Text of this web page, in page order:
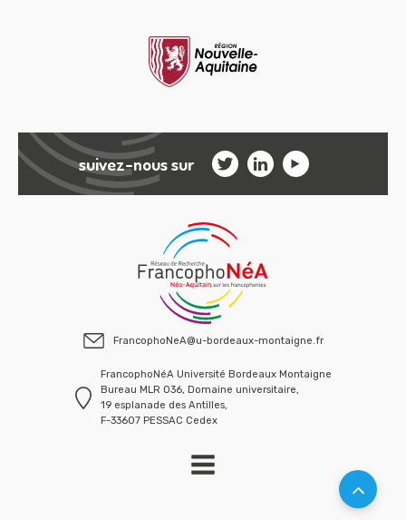
suivez-nous sur
FrancophoNeA@u-bordeaux-montaigne.fr
FrancophoNéA Université Bordeaux Montaigne
Bureau MLR 036, Domaine universitaire,
19 esplanade des Antilles,
F-33607 PESSAC Cedex